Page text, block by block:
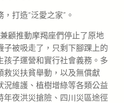
，打造“泛愛之家”。
兼顧推動摩羯座們停止了原地
子被吸走了，只剩下腳踝上的
孩子運營和實行社會義務。多
救災扶貧舉動，以及無償獻
況維護、植樹增綠等各類公益
年夜洪災搶險、四川災區途徑